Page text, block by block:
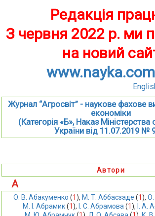
Редакція
З червня 2022 р. ми
на новий
Журнал “Агросвіт” - наукове фахове
економіки
(Категорія «Б», Наказ Міністерства
України від 11.07.2019 №
Автори
А
О. В. Абакуменко (1), М. Т. Аббасзаде (1), О.
М. І. Абрамик (1), І. С. Абрамова (1), І. А.